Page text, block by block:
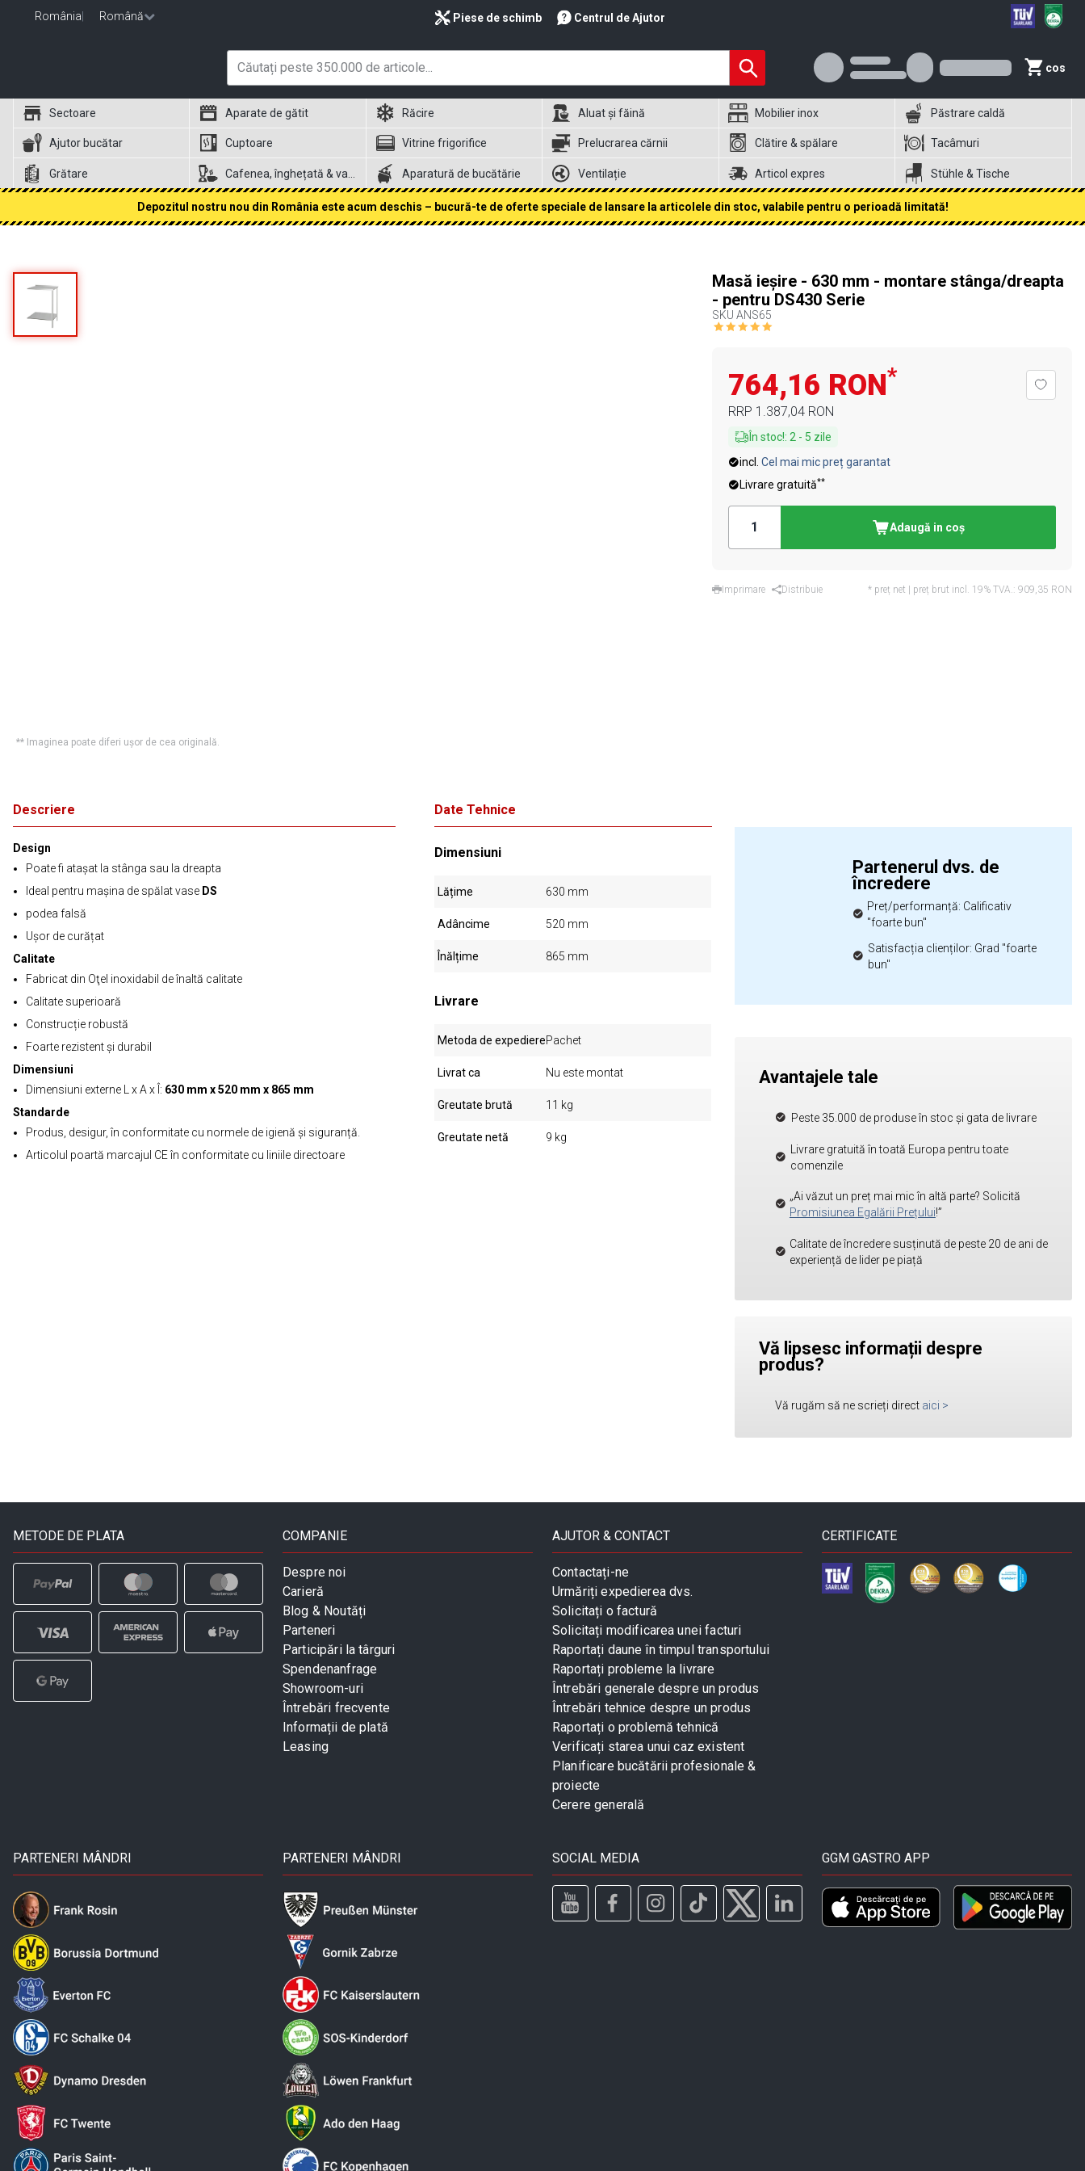
România Română Piese de schimb Centrul de Ajutor
cos
Sectoare Aparate de gătit Răcire Aluat și făină Mobilier inox Păstrare caldă
Ajutor bucătar Cuptoare Vitrine frigorifice Prelucrarea cărnii Clătire & spălare Tacâmuri
Grătare Aparatură de bucătărie Ventilație Articol expres Stühle & Tische
Depozitul nostru nou din România este acum deschis – bucură-te de oferte speciale de lansare la articolele din stoc, valabile pentru o perioadă limitată!
** Imaginea poate diferi ușor de cea originală.
Masă ieșire - 630 mm - montare stânga/dreapta
- pentru DS430 Serie
SKU ANS65
764,16 RON*
RRP 1.387,04 RON
În stoc!: 2 - 5 zile
incl. Cel mai mic preț garantat
Livrare gratuită**
Adaugă in coş
Imprimare Distribuie * preț net | preț brut incl. 19% TVA.: 909,35 RON
Descriere
Design
Poate fi atașat la stânga sau la dreapta
Ideal pentru mașina de spălat vase DS
podea falsă
Ușor de curățat
Calitate
Fabricat din Oţel inoxidabil de înaltă calitate
Calitate superioară
Construcție robustă
Foarte rezistent și durabil
Dimensiuni
Dimensiuni externe L x A x Î: 630 mm x 520 mm x 865 mm
Standarde
Produs, desigur, în conformitate cu normele de igienă și siguranță.
Articolul poartă marcajul CE în conformitate cu liniile directoare
Date Tehnice
Dimensiuni
Lățime 630 mm
Adâncime 520 mm
Înălțime 865 mm
Livrare
Metoda de expedierePachet
Livrat ca Nu este montat
Greutate brută 11 kg
Greutate netă 9 kg
Partenerul dvs. de
încredere
Preț/performanță: Calificativ
"foarte bun"
Satisfacția clienților: Grad "foarte
bun"
Avantajele tale
Peste 35.000 de produse în stoc și gata de livrare
Livrare gratuită în toată Europa pentru toate
comenzile
„Ai văzut un preț mai mic în altă parte? Solicită
Promisiunea Egalării Prețului!”
Calitate de încredere susținută de peste 20 de ani de
experiență de lider pe piață
Vă lipsesc informații despre
produs?
Vă rugăm să ne scrieți direct aici >
METODE DE PLATA COMPANIE
Despre noi
Carieră
Blog & Noutăți
Parteneri
Participări la târguri
Spendenanfrage
Showroom-uri
Întrebări frecvente
Informații de plată
Leasing
AJUTOR & CONTACT
Contactați-ne
Urmăriți expedierea dvs.
Solicitați o factură
Solicitați modificarea unei facturi
Raportați daune în timpul transportului
Raportați probleme la livrare
Întrebări generale despre un produs
Întrebări tehnice despre un produs
Raportați o problemă tehnică
Verificați starea unui caz existent
Planificare bucătării profesionale &
proiecte
Cerere generală
CERTIFICATE
PARTENERI MÂNDRI PARTENERI MÂNDRI SOCIAL MEDIA GGM GASTRO APP